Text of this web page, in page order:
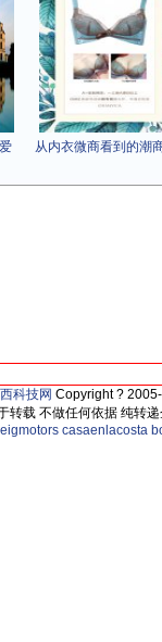
从内衣微商看到的潮
科技网 Copyright ?
转载 不做任何依据 纯转
casaenlacosta